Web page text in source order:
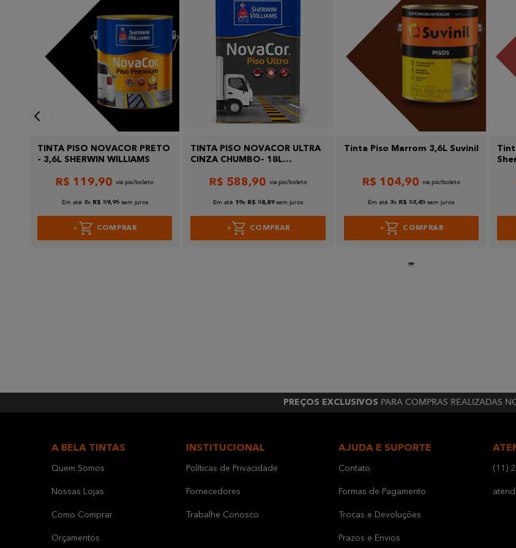
Escreva uma avaliação
Enviar avaliação
TINTA PISO NOVACOR PRETO
- 3,6L SHERWIN WILLIAMS
R$ 119,90
Em até 2x R$ 59,95 sem juros
COMPRAR
TINTA PISO NOVACOR ULTRA
CINZA CHUMBO- 18L
R$ 588,90
Em até 10x R$ 58,89 sem juros
COMPRAR
Tinta Piso Marrom 3,6L Suvinil
R$ 104,90
Em até 2x R$ 52,45 sem juros
COMPRAR
PREÇOS EXCLUSIVOS PARA COMPRAS REALIZADAS
A BELA TINTAS
Quem Somos
Nossas Lojas
Como Comprar
Orçamentos
INSTITUCIONAL
Políticas de Privacidade
Fornecedores
Trabalhe Conosco
AJUDA E SUPORTE
Contato
Formas de Pagamento
Trocas e Devoluções
Prazos e Envios
(11)